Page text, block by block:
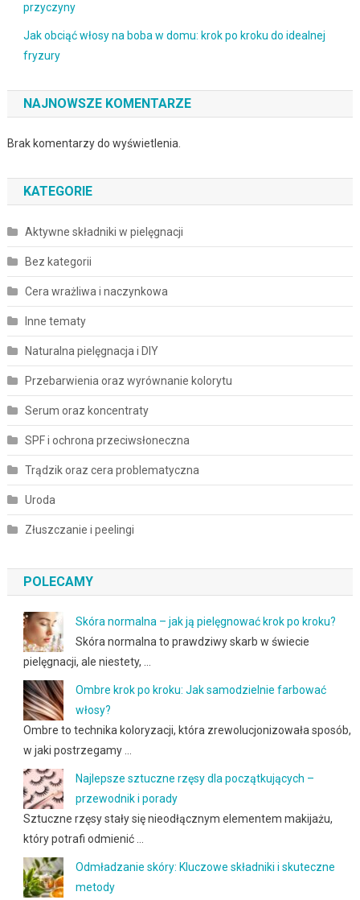
przyczyny
Jak obciąć włosy na boba w domu: krok po kroku do idealnej
fryzury
NAJNOWSZE KOMENTARZE
Brak komentarzy do wyświetlenia.
KATEGORIE
Aktywne składniki w pielęgnacji
Bez kategorii
Cera wrażliwa i naczynkowa
Inne tematy
Naturalna pielęgnacja i DIY
Przebarwienia oraz wyrównanie kolorytu
Serum oraz koncentraty
SPF i ochrona przeciwsłoneczna
Trądzik oraz cera problematyczna
Uroda
Złuszczanie i peelingi
POLECAMY
Skóra normalna – jak ją pielęgnować krok po kroku?
Skóra normalna to prawdziwy skarb w świecie
pielęgnacji, ale niestety, …
Ombre krok po kroku: Jak samodzielnie farbować
włosy?
Ombre to technika koloryzacji, która zrewolucjonizowała sposób,
w jaki postrzegamy …
Najlepsze sztuczne rzęsy dla początkujących –
przewodnik i porady
Sztuczne rzęsy stały się nieodłącznym elementem makijażu,
który potrafi odmienić …
Odmładzanie skóry: Kluczowe składniki i skuteczne
metody